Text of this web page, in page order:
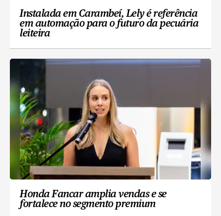
Instalada em Carambeí, Lely é referência
em automação para o futuro da pecuária
leiteira
Honda Fancar amplia vendas e se
fortalece no segmento premium